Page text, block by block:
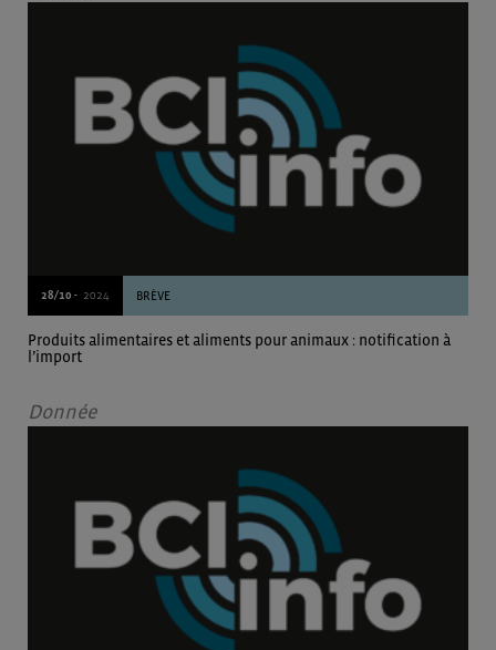
28/10 - 2024 BRÈVE
Produits alimentaires et aliments pour animaux : notification à
l’import
Donnée